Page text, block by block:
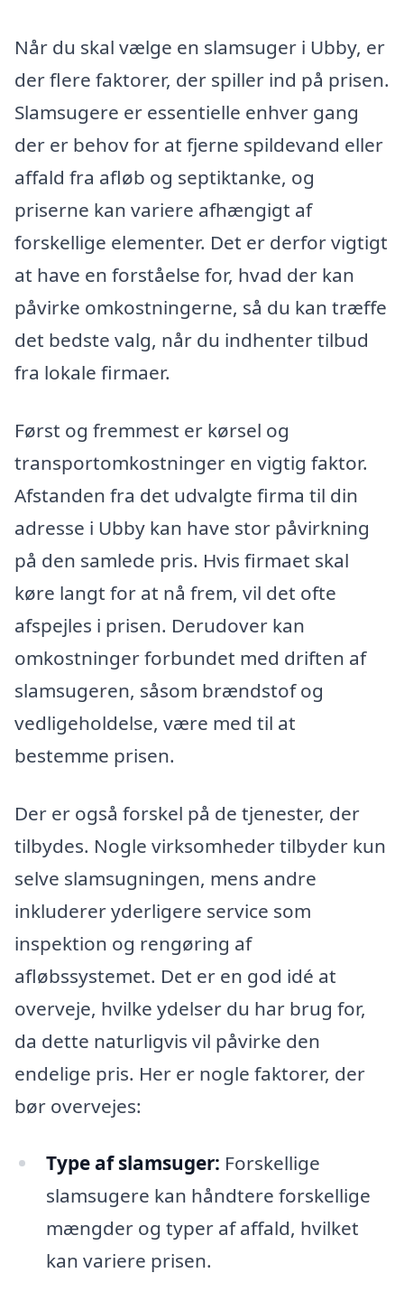
Når du skal vælge en slamsuger i Ubby, er
der flere faktorer, der spiller ind på prisen.
Slamsugere er essentielle enhver gang
der er behov for at fjerne spildevand eller
affald fra afløb og septiktanke, og
priserne kan variere afhængigt af
forskellige elementer. Det er derfor vigtigt
at have en forståelse for, hvad der kan
påvirke omkostningerne, så du kan træffe
det bedste valg, når du indhenter tilbud
fra lokale firmaer.
Først og fremmest er kørsel og
transportomkostninger en vigtig faktor.
Afstanden fra det udvalgte firma til din
adresse i Ubby kan have stor påvirkning
på den samlede pris. Hvis firmaet skal
køre langt for at nå frem, vil det ofte
afspejles i prisen. Derudover kan
omkostninger forbundet med driften af
slamsugeren, såsom brændstof og
vedligeholdelse, være med til at
bestemme prisen.
Der er også forskel på de tjenester, der
tilbydes. Nogle virksomheder tilbyder kun
selve slamsugningen, mens andre
inkluderer yderligere service som
inspektion og rengøring af
afløbssystemet. Det er en god idé at
overveje, hvilke ydelser du har brug for,
da dette naturligvis vil påvirke den
endelige pris. Her er nogle faktorer, der
bør overvejes:
Type af slamsuger: Forskellige
slamsugere kan håndtere forskellige
mængder og typer af affald, hvilket
kan variere prisen.